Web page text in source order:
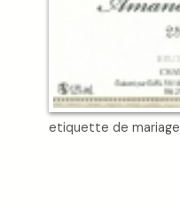
etiquette de mariage